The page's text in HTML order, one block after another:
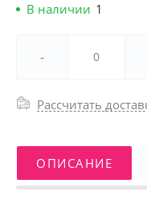
В наличии 1
-
Рассчитать
ОПИСАНИЕ